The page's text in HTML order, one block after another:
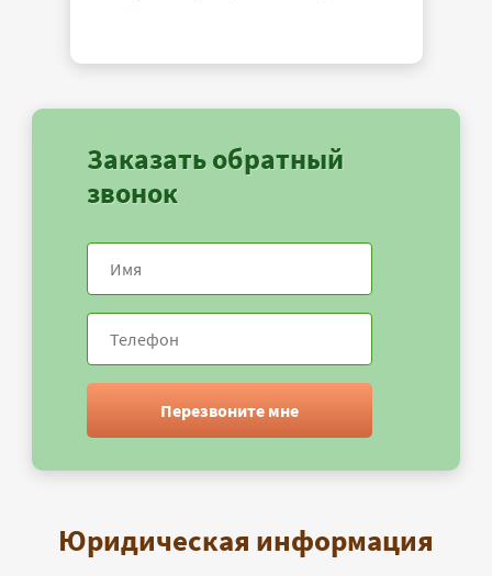
Заказать обратный
звонок
Перезвоните мне
Юридическая информация